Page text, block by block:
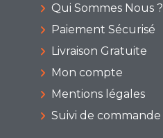
Qui Sommes Nous ?
Paiement Sécurisé
Livraison Gratuite
Mon compte
Mentions légales
Suivi de commande